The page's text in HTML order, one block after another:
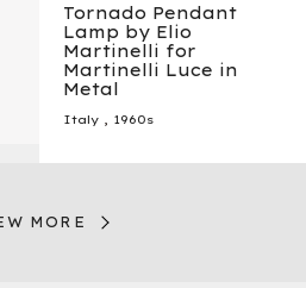
Tornado Pendant
Lamp by Elio
Martinelli for
Martinelli Luce in
Metal
Italy , 1960s
MORE